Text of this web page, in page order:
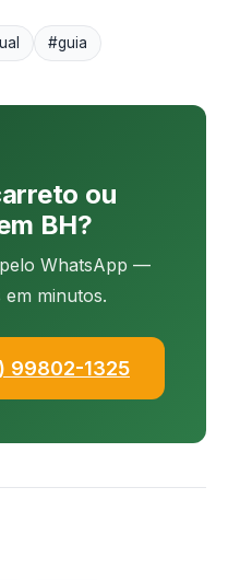
#guia
ou
BH?
WhatsApp —
minutos.
99802-1325